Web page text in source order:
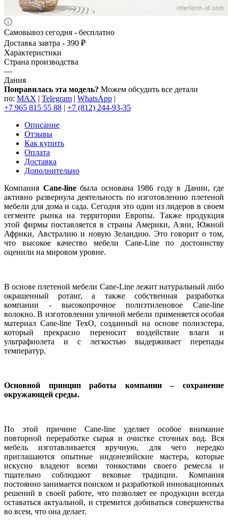
Самовывоз сегодня - бесплатно
Доставка завтра - 390 ₽
Характеристики
Страна производства
—
Дания
Понравилась эта модель? Можем обсудить все детали
по: MAX | Telegram | WhatsApp |
+7 965 815 55 88 | +7 (812) 244-93-35
Описание
Отзывы
Как купить
Оплата
Доставка
Дополнительно
Компания Cane-lineбыла основана 1986 году в Дании, где
активно развернула деятельность по изготовлению плетеной
мебели для дома и сада. Сегодня это один из лидеров в своем
сегменте рынка на территории Европы. Также продукция
этой фирмы поставляется в страны Америки, Азии, Южной
Африки, Австралию и новую Зеландию. Это говорит о том,
что высокое качество мебели Cane-Line по достоинству
оценили на мировом уровне.
В основе плетеной мебели Cane-Line лежит натуральный либо
окрашенный ротанг, а также собственная разработка
компании - высокопрочное полиэтиленовое Cane-line
волокно. В изготовлении уличной мебели применяется особая
материал Cane-line TexO, созданный на основе полиэстера,
который прекрасно переносит воздействие влаги и
ультрафиолета и с легкостью выдерживает перепады
температур.
Основной принцип работы компании – сохранение
окружающей среды.
По этой причине Cane-line уделяет особое внимание
повторной переработке сырья и очистке сточных вод. Вся
мебель изготавливается вручную, для чего нередко
приглашаются опытные индонезийские мастера, которые
искусно владеют всеми тонкостями своего ремесла и
тщательно соблюдают вековые традиции. Компания
постоянно занимается поиском и разработкой инновационных
решений в своей работе, что позволяет ее продукции всегда
оставаться актуальной, и стремится добиваться совершенства
во всем, что она делает.